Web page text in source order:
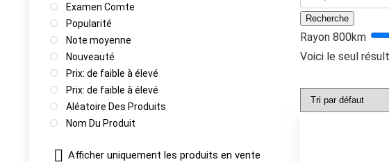
Examen Comte
Popularité
Note moyenne
Nouveauté
Prix: de faible à élevé
Prix: de faible à élevé
Aléatoire Des Produits
Nom Du Produit
Afficher uniquement les produits en vente
Recherche
Rayon 800km
Voici le seul